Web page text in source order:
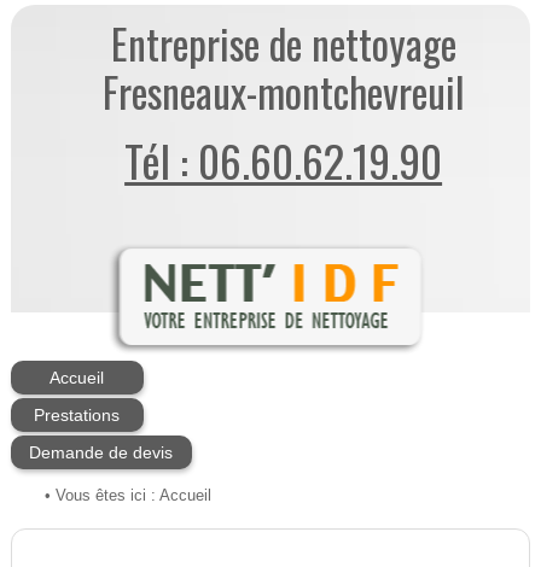
Entreprise de nettoyage
Fresneaux-montchevreuil
Tél : 06.60.62.19.90
Accueil
Prestations
Demande de devis
• Vous êtes ici : Accueil